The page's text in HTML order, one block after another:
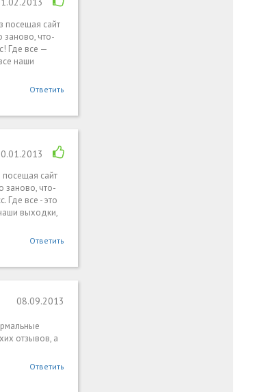
посещая сайт
заново, что-
Где все —
наши
Ответить
посещая сайт
заново, что-
Где все - это
выходки,
Ответить
08.09.2013
отзывов, а
Ответить